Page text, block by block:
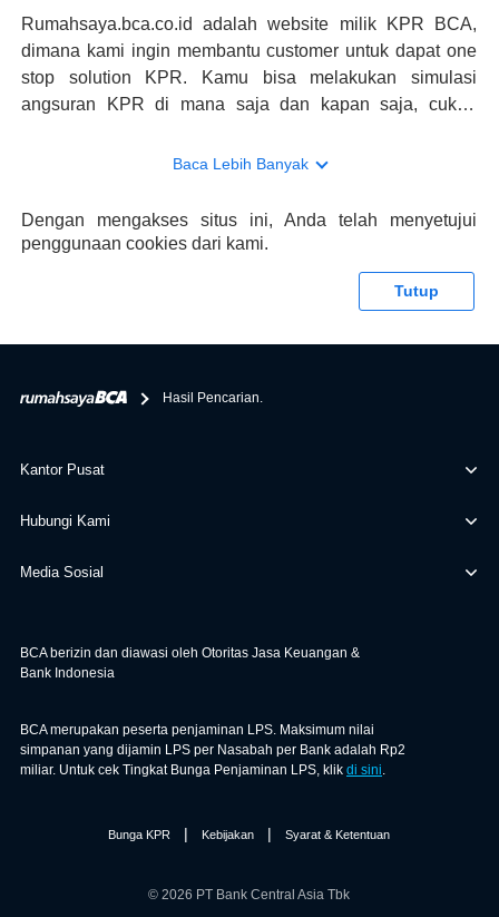
Rumahsaya.bca.co.id adalah website milik KPR BCA,
dimana kami ingin membantu customer untuk dapat one
stop solution KPR. Kamu bisa melakukan simulasi
angsuran KPR di mana saja dan kapan saja, cukup
konsultasi mengenai KPR, maka ada layanan live chat
memberikan keuntungan yang berlipat, persyaratan
pengajuan KPR BCA juga sangat mudah, kamu bisa cek
tentang properti disini BCA hanya sebagai pihak
bertanggung jawab terhadap informasi yang rekanan
Baca Lebih Banyak
Dengan mengakses situs ini, Anda telah menyetujui
penggunaan cookies dari kami.
Tutup
Hasil Pencarian.
Kantor Pusat
Hubungi Kami
Media Sosial
BCA berizin dan diawasi oleh Otoritas Jasa Keuangan &
Bank Indonesia
BCA merupakan peserta penjaminan LPS. Maksimum nilai
simpanan yang dijamin LPS per Nasabah per Bank adalah Rp2
miliar. Untuk cek Tingkat Bunga Penjaminan LPS, klik di sini.
Bunga KPR | Kebijakan | Syarat & Ketentuan
© 2026 PT Bank Central Asia Tbk